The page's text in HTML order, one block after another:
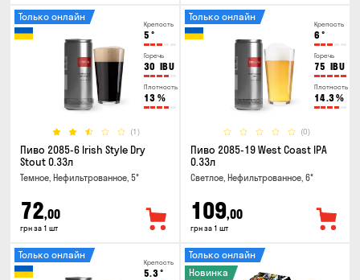
Крепость
5 °
Горечь
30 IBU
Плотность
13 %
(1)
Только онлайн
Пиво 2085-6 Irish Style Dry
Stout 0.33л
Темное, Нефильтрованное, 5°
72,00
грн за 1 шт
Крепость
6 °
Горечь
75 IBU
Плотность
14.3%
(0)
Только онлайн
Пиво 2085-19 West Coast IPA
0.33л
Светлое, Нефильтрованное, 6°
109,00
грн за 1 шт
Крепость
5.3°
Только онлайн
Только онлайн
Новинка